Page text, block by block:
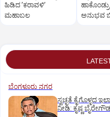
ಹಿಡಿದ ʼಕರಾವಳಿʼ
ಮಹಾಬಲ
ಅನುಭವ
ಬೆಂಗಳೂರು ನಗರ
ಸ್ವಚ್ಛತೆ ಕೈಗೊಳ್ಳದ
ನೀಡಿ: ಕೃಷ್ಣ ಬೈರೇಗೌಡ